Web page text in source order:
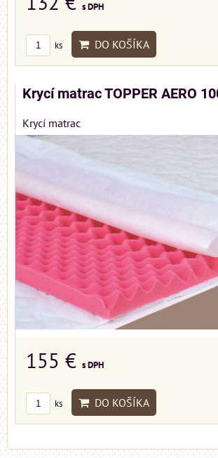
s DPH
ks DO KOŠÍKA
Krycí matrac TOPPER AERO
Krycí matrac
155 € s DPH
ks DO KOŠÍKA